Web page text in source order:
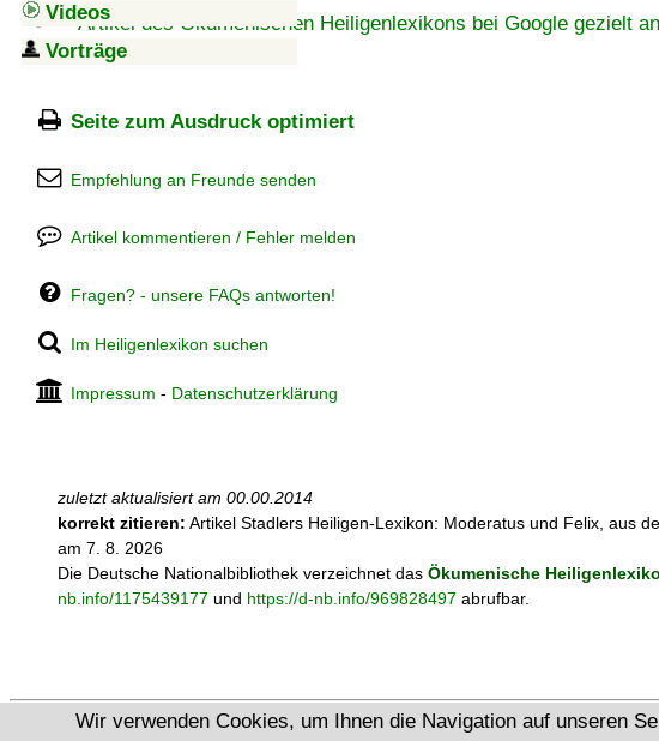
Videos
Vorträge
Artikel des Ökumenischen Heiligenlexikons bei Google gezielt
Seite zum Ausdruck optimiert
Empfehlung an Freunde senden
Artikel kommentieren / Fehler melden
Fragen? - unsere FAQs antworten!
Im Heiligenlexikon suchen
Impressum - Datenschutzerklärung
zuletzt aktualisiert am 00.00.2014
korrekt zitieren: Artikel Stadlers Heiligen-Lexikon: Moderatus und Felix, aus
am 7. 8. 2026
Die Deutsche Nationalbibliothek verzeichnet das Ökumenische
nb.info/1175439177 und https://d-nb.info/969828497 abrufbar.
Wir verwenden Cookies, um Ihnen die Navigation auf unseren